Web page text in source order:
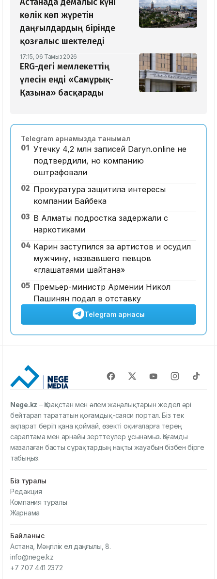
көлік көп жүретін
даңғылдардың бірінде
қозғалыс шектеледі
17:15, 06 Тамыз 2026
ERG-дегі мемлекеттің
үлесін енді «Самұрық-
Қазына» басқарады
Telegram арнамызда танымал
01 Утечку 4,2 млн записей Daryn.online не
подтвердили, но компанию
оштрафовали
02 Прокуратура защитила интересы
компании Байбека
03 В Алматы подростка задержали с
наркотиками
04 Карин заступился за артистов и осудил
мужчину, назвавшего певцов
«глашатаями шайтана»
05 Премьер-министр Армении Никол
Пашинян подал в отставку
Telegram арнасы
Nege.kz – Қазақстан мен әлем жаңалықтарын жедел әрі
бейтарап тарататын қоғамдық-саяси портал. Біз тек
ақпарат беріп қана қоймай, өзекті оқиғаларға терең
сараптама мен арнайы зерттеулер ұсынамыз. Қоғамды
мазалаған басты сұрақтардың нақты жауабын бізбен бірге
табыңыз.
Біз туралы
Редакция
Компания туралы
Жарнама
Байланыс
Астана, Мәңгілік ел даңғылы, 8.
info@nege.kz
+7 707 441 2372